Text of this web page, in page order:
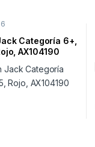
Categoría 6+,
AX104190